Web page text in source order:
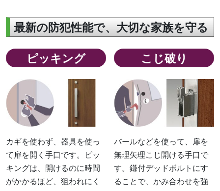
最新の防犯性能で、大切な家族を守る
ピッキング
カギを使わず、器具を使っ
て扉を開く手口です。ピッ
キングは、開けるのに時間
がかかるほど、狙われにく
こじ破り
バールなどを使って、扉を
無理矢理こじ開ける手口で
す。鎌付デッドボルトにす
ることで、かみ合わせを強